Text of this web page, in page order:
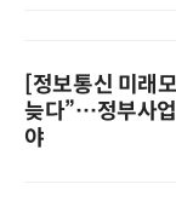
[정보통신 미래
늦다”…정부사
야